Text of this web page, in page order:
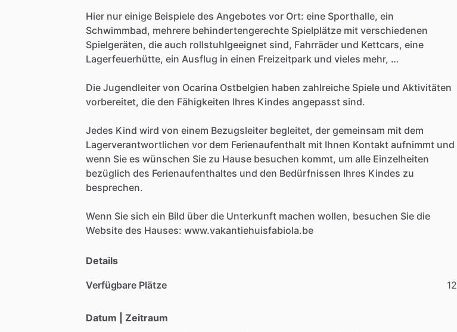
Hier nur einige Beispiele des Angebotes vor Ort: eine Sporthalle, ein
Schwimmbad, mehrere behindertengerechte Spielplätze mit verschiedenen
Spielgeräten, die auch rollstuhlgeeignet sind, Fahrräder und Kettcars, eine
Lagerfeuerhütte, ein Ausflug in einen Freizeitpark und vieles mehr, …
Die Jugendleiter von Ocarina Ostbelgien haben zahlreiche Spiele und Aktivitäten
vorbereitet, die den Fähigkeiten Ihres Kindes angepasst sind.
Jedes Kind wird von einem Bezugsleiter begleitet, der gemeinsam mit dem
Lagerverantwortlichen vor dem Ferienaufenthalt mit Ihnen Kontakt aufnimmt und
wenn Sie es wünschen Sie zu Hause besuchen kommt, um alle Einzelheiten
bezüglich des Ferienaufenthaltes und den Bedürfnissen Ihres Kindes zu
besprechen.
Wenn Sie sich ein Bild über die Unterkunft machen wollen, besuchen Sie die
Website des Hauses: www.vakantiehuisfabiola.be
Details
Verfügbare Plätze 12
Datum | Zeitraum